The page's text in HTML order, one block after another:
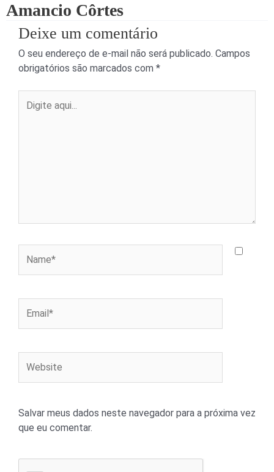
Amancio Côrtes
Deixe um comentário
O seu endereço de e-mail não será publicado. Campos
obrigatórios são marcados com *
aqui...
Salvar meus dados neste navegador para a próxima vez
que eu comentar.